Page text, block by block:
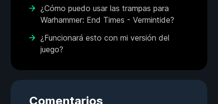
¿Cómo puedo usar las trampas para
Warhammer: End Times - Vermintide?
¿Funcionará esto con mi versión del
juego?
Comentarios